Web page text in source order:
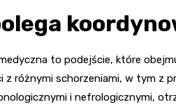
to podejście, które
z różnymi schorzeniami, w tym z
i nefrologicznymi,